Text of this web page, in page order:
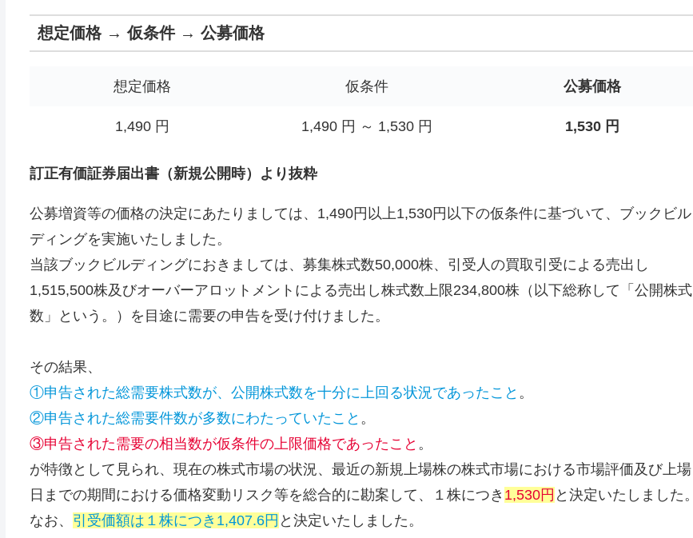
想定価格 → 仮条件 → 公募価格
想定価格 仮条件 公募価格
1,490 円 1,490 円 ～ 1,530 円 1,530 円
訂正有価証券届出書（新規公開時）より抜粋
公募増資等の価格の決定にあたりましては、1,490円以上1,530円以下の仮条件に基づいて、ブックビル
ディングを実施いたしました。
当該ブックビルディングにおきましては、募集株式数50,000株、引受人の買取引受による売出し
1,515,500株及びオーバーアロットメントによる売出し株式数上限234,800株（以下総称して「公開株式
数」という。）を目途に需要の申告を受け付けました。
その結果、
①申告された総需要株式数が、公開株式数を十分に上回る状況であったこと 。
②申告された総需要件数が多数にわたっていたこと 。
③申告された需要の相当数が仮条件の上限価格であったこと 。
が特徴として見られ、現在の株式市場の状況、最近の新規上場株の株式市場における市場評価及び上場
日までの期間における価格変動リスク等を総合的に勘案して、１株につき 1,530円 と決定いたしました。
なお、 引受価額は１株につき1,407.6円 と決定いたしました。